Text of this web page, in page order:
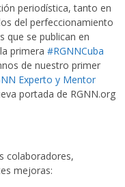
periodística, tanto en
del perfeccionamiento
que se publican en
primera #RGNNCuba
de nuestro primer
Experto y Mentor
portada de RGNN.org
colaboradores,
mejoras: